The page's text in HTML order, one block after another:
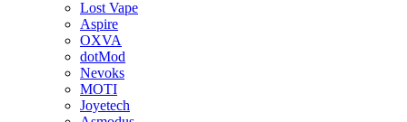
Lost Vape
Aspire
OXVA
dotMod
Nevoks
MOTI
Joyetech